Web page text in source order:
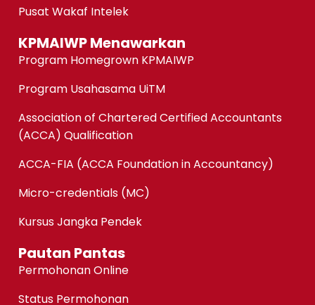
Pusat Wakaf Intelek
KPMAIWP Menawarkan
Program Homegrown KPMAIWP
Program Usahasama UiTM
Association of Chartered Certified Accountants
(ACCA) Qualification
ACCA-FIA (ACCA Foundation in Accountancy)
Micro-credentials (MC)
Kursus Jangka Pendek
Pautan Pantas
Permohonan Online
Status Permohonan